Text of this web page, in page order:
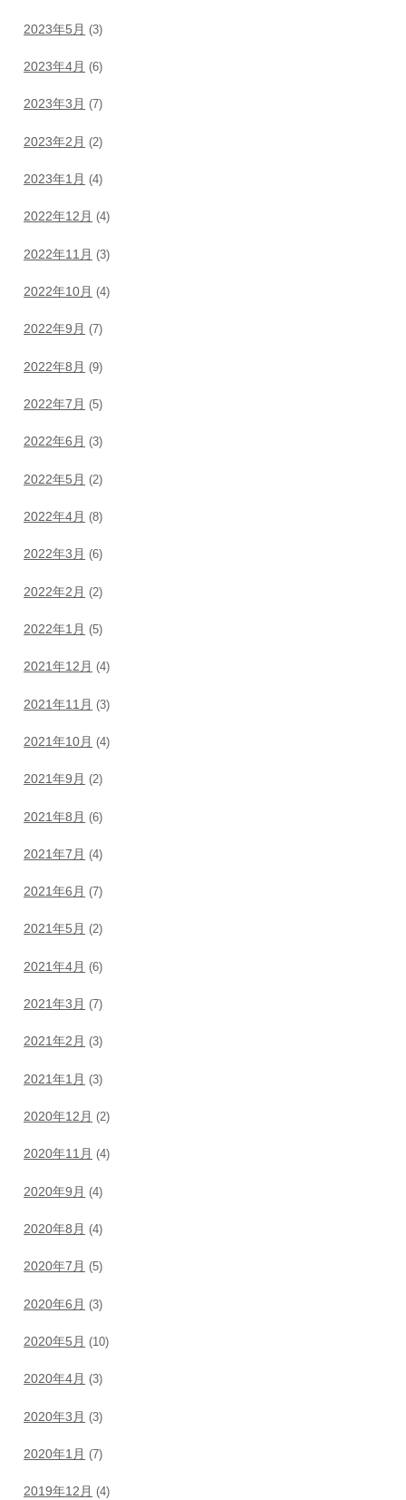
2023年5月 (3)
2023年4月 (6)
2023年3月 (7)
2023年2月 (2)
2023年1月 (4)
2022年12月 (4)
2022年11月 (3)
2022年10月 (4)
2022年9月 (7)
2022年8月 (9)
2022年7月 (5)
2022年6月 (3)
2022年5月 (2)
2022年4月 (8)
2022年3月 (6)
2022年2月 (2)
2022年1月 (5)
2021年12月 (4)
2021年11月 (3)
2021年10月 (4)
2021年9月 (2)
2021年8月 (6)
2021年7月 (4)
2021年6月 (7)
2021年5月 (2)
2021年4月 (6)
2021年3月 (7)
2021年2月 (3)
2021年1月 (3)
2020年12月 (2)
2020年11月 (4)
2020年9月 (4)
2020年8月 (4)
2020年7月 (5)
2020年6月 (3)
2020年5月 (10)
2020年4月 (3)
2020年3月 (3)
2020年1月 (7)
2019年12月 (4)